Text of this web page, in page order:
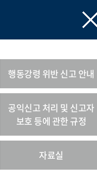
행동강령 위반 신고 안내
공익신고 처리 및 신고자
보호 등에 관한 규정
자료실